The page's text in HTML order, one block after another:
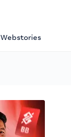
Webstories